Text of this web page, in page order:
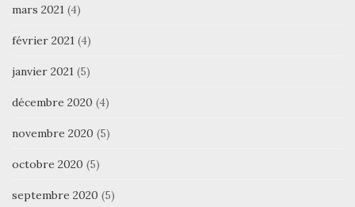
mars 2021 (4)
février 2021 (4)
janvier 2021 (5)
décembre 2020 (4)
novembre 2020 (5)
octobre 2020 (5)
septembre 2020 (5)